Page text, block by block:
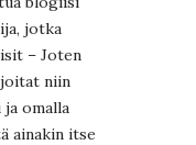
jotka
– Joten
niin
ja omalla
ainakin itse